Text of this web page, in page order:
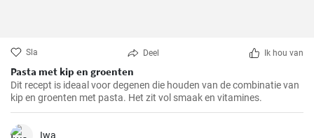
Sla Deel Ik hou van
Pasta met kip en groenten
Dit recept is ideaal voor degenen die houden van de combinatie van
kip en groenten met pasta. Het zit vol smaak en vitamines.
Iwa